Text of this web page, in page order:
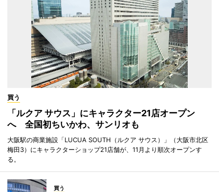
買う
「ルクア サウス」にキャラクター21店オープン
へ 全国初ちいかわ、サンリオも
大阪駅の商業施設「LUCUA SOUTH（ルクア サウス）」（大阪市北区
梅田3）にキャラクターショップ21店舗が、11月より順次オープンす
る。
買う